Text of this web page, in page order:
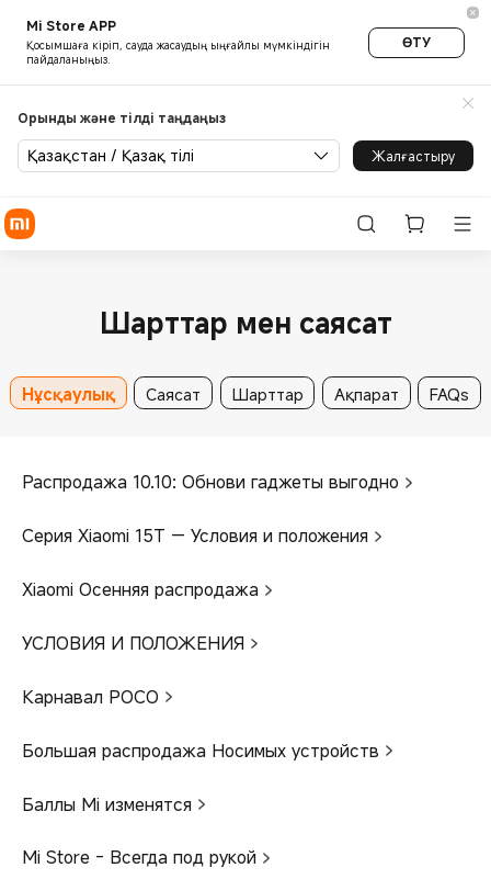
Mi Store APP
Қосымшаға кіріп, сауда жасаудың ыңғайлы мүмкіндігін
пайдаланыңыз.
ӨТУ
Орынды және тілді таңдаңыз
Қазақстан / Қазақ тілі Жалғастыру
Шарттар мен саясат
Нұсқаулық Саясат Шарттар Ақпарат FAQs
Распродажа 10.10: Обнови гаджеты выгодно
Серия Xiaomi 15T — Условия и положения
Xiaomi Осенняя распродажа
УСЛОВИЯ И ПОЛОЖЕНИЯ
Карнавал POCO
Большая распродажа Носимых устройств
Баллы Mi изменятся
Mi Store - Всегда под рукой